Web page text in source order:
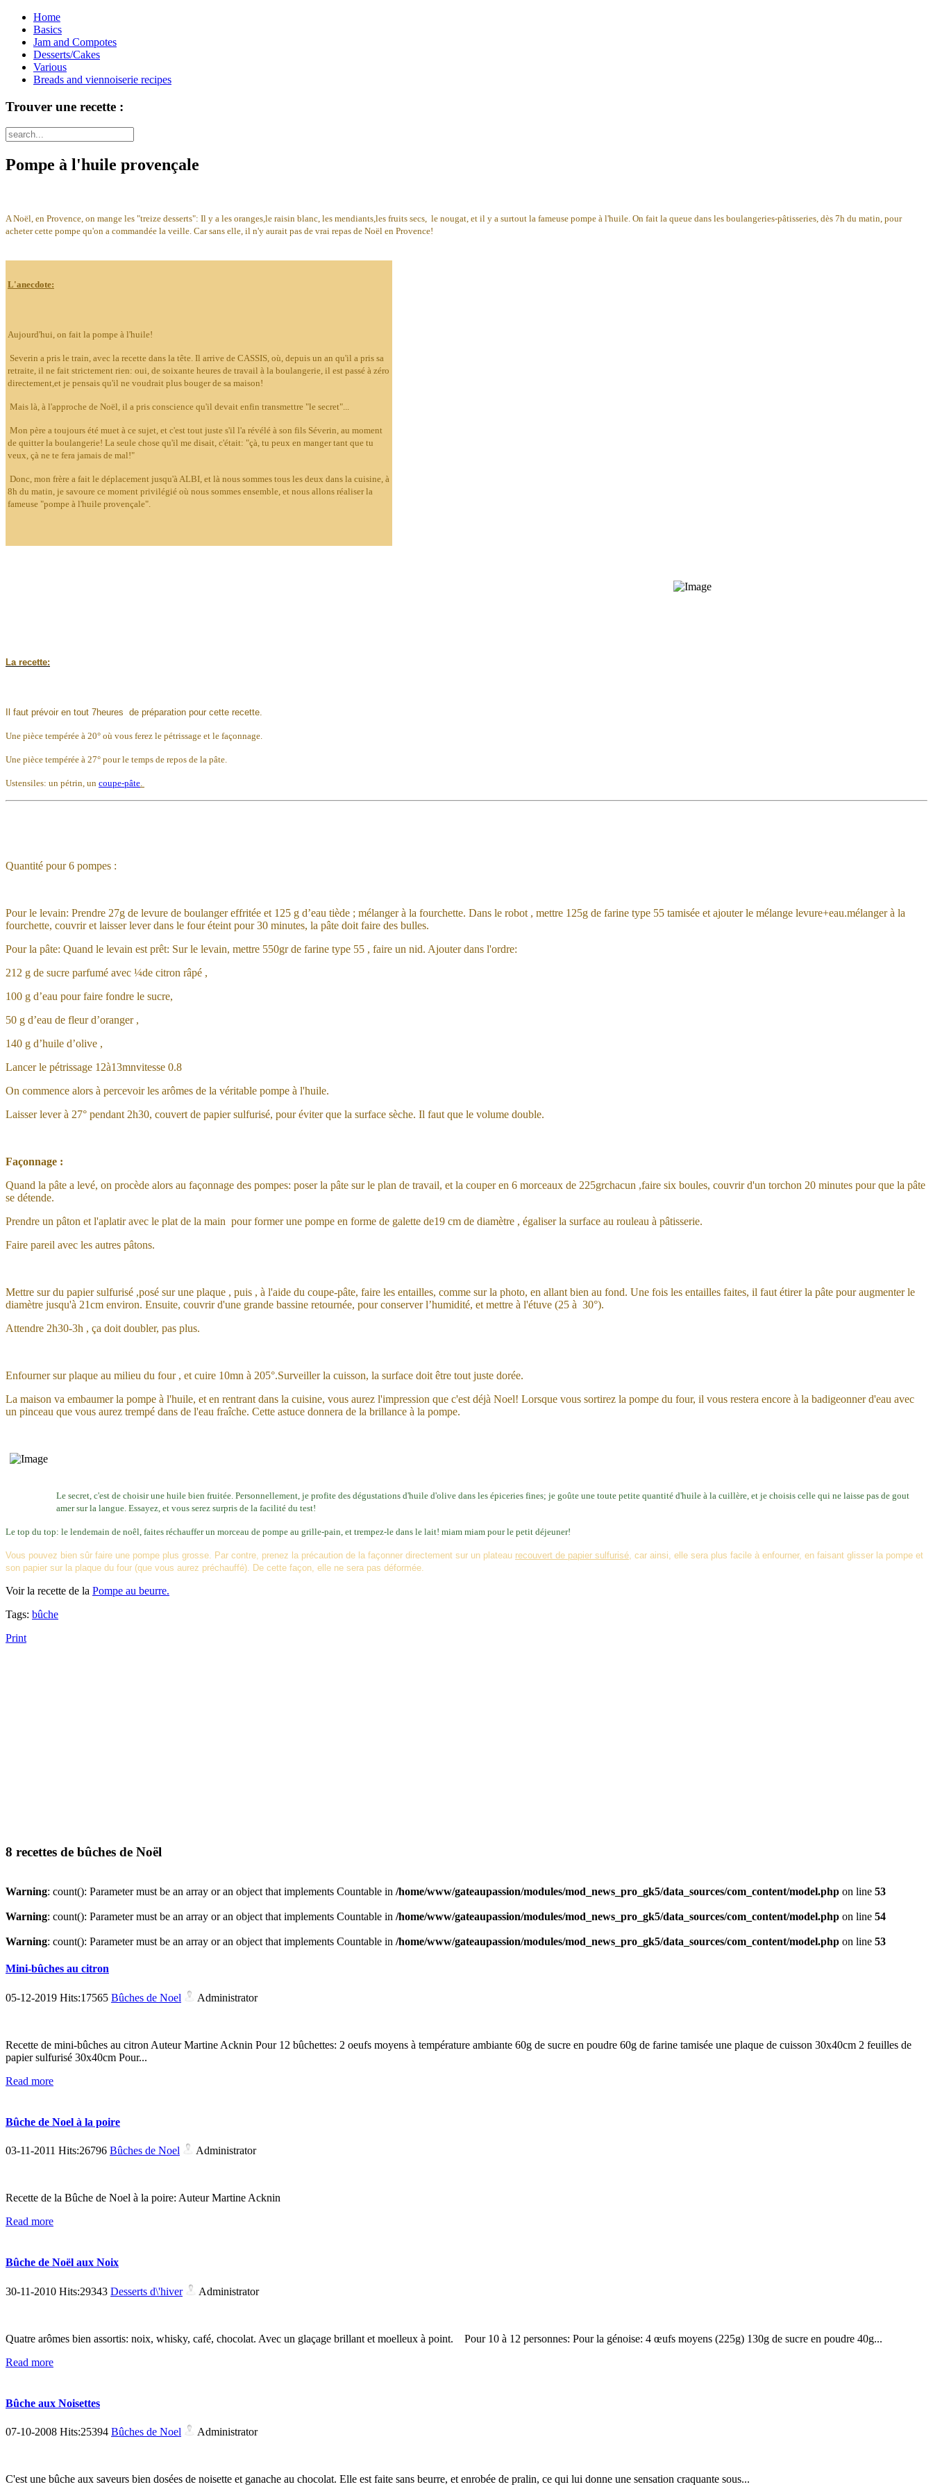
Home
Basics
Jam and Compotes
Desserts/Cakes
Various
Breads and viennoiserie recipes
Trouver une recette :
Pompe à l'huile provençale
A Noël, en Provence, on mange les "treize desserts": Il y a les oranges,le raisin blanc, les mendiants,les fruits secs, le nougat, et il y a surtout la fameuse pompe à l'huile. On fait la queue dans les boulangeries-pâtisseries, dès 7h du matin, pour
acheter cette pompe qu'on a commandée la veille. Car sans elle, il n'y aurait pas de vrai repas de Noël en Provence!
L'anecdote:
Aujourd'hui, on fait la pompe à l'huile!
Severin a pris le train, avec la recette dans la tête. Il arrive de CASSIS, où, depuis un an qu'il a pris sa
retraite, il ne fait strictement rien: oui, de soixante heures de travail à la boulangerie, il est passé à zéro
directement,et je pensais qu'il ne voudrait plus bouger de sa maison!
Mais là, à l'approche de Noël, il a pris conscience qu'il devait enfin transmettre "le secret"...
Mon père a toujours été muet à ce sujet, et c'est tout juste s'il l'a révélé à son fils Séverin, au moment
de quitter la boulangerie! La seule chose qu'il me disait, c'était: "çà, tu peux en manger tant que tu
veux, çà ne te fera jamais de mal!"
Donc, mon frère a fait le déplacement jusqu'à ALBI, et là nous sommes tous les deux dans la cuisine, à
8h du matin, je savoure ce moment privilégié où nous sommes ensemble, et nous allons réaliser la
fameuse "pompe à l'huile provençale".
La recette:
Il faut prévoir en tout 7heures de préparation pour cette recette.
Une pièce tempérée à 20° où vous ferez le pétrissage et le façonnage.
Une pièce tempérée à 27° pour le temps de repos de la pâte.
Ustensiles: un pétrin, un coupe-pâte
Quantité pour 6 pompes :
Pour le levain: Prendre 27g de levure de boulanger effritée et 125 g d’eau tiède ; mélanger à la fourchette. Dans le robot , mettre 125g de farine type 55 tamisée et ajouter le mélange levure+eau.mélanger à la
fourchette, couvrir et laisser lever dans le four éteint pour 30 minutes, la pâte doit faire des bulles.
Pour la pâte: Quand le levain est prêt: Sur le levain, mettre 550gr de farine type 55 , faire un nid. Ajouter dans l'ordre:
212 g de sucre parfumé avec ¼de citron râpé ,
100 g d’eau pour faire fondre le sucre,
50 g d’eau de fleur d’oranger ,
140 g d’huile d’olive ,
Lancer le pétrissage 12à13mnvitesse 0.8
On commence alors à percevoir les arômes de la véritable pompe à l'huile.
Laisser lever à 27° pendant 2h30, couvert de papier sulfurisé, pour éviter que la surface sèche. Il faut que le volume double.
Façonnage :
Quand la pâte a levé, on procède alors au façonnage des pompes: poser la pâte sur le plan de travail, et la couper en 6 morceaux de 225grchacun ,faire six boules, couvrir d'un torchon 20 minutes pour que la pâte
se détende.
Prendre un pâton et l'aplatir avec le plat de la main pour former une pompe en forme de galette de19 cm de diamètre , égaliser la surface au rouleau à pâtisserie.
Faire pareil avec les autres pâtons.
Mettre sur du papier sulfurisé ,posé sur une plaque , puis , à l'aide du coupe-pâte, faire les entailles, comme sur la photo, en allant bien au fond. Une fois les entailles faites, il faut étirer la pâte pour augmenter le
diamètre jusqu'à 21cm environ. Ensuite, couvrir d'une grande bassine retournée, pour conserver l’humidité, et mettre à l'étuve (25 à 30°).
Attendre 2h30-3h , ça doit doubler, pas plus.
Enfourner sur plaque au milieu du four , et cuire 10mn à 205°.Surveiller la cuisson, la surface doit être tout juste dorée.
La maison va embaumer la pompe à l'huile, et en rentrant dans la cuisine, vous aurez l'impression que c'est déjà Noel! Lorsque vous sortirez la pompe du four, il vous restera encore à la badigeonner d'eau avec
un pinceau que vous aurez trempé dans de l'eau fraîche. Cette astuce donnera de la brillance à la pompe.
Le secret, c'est de choisir une huile bien fruitée. Personnellement, je profite des dégustations d'huile d'olive dans les épiceries fines; je goûte une toute petite quantité d'huile à la cuillère, et je choisis celle qui ne laisse pas de gout
amer sur la langue. Essayez, et vous serez surpris de la facilité du test!
Le top du top: le lendemain de noêl, faites réchauffer un morceau de pompe au grille-pain, et trempez-le dans le lait! miam miam pour le petit déjeuner!
Vous pouvez bien sûr faire une pompe plus grosse. Par contre, prenez la précaution de la façonner directement sur un plateau recouvert de papier sulfurisé , car ainsi, elle sera plus facile à enfourner, en faisant glisser la pompe et
son papier sur la plaque du four (que vous aurez préchauffé). De cette façon, elle ne sera pas déformée.
Voir la recette de la Pompe au beurre.
Tags: bûche
Print
8 recettes de bûches de Noël
Warning: count(): Parameter must be an array or an object that implements Countable in /home/www/gateaupassion/modules/mod_news_pro_gk5/data_sources/com_content/model.php on line 53
Warning: count(): Parameter must be an array or an object that implements Countable in /home/www/gateaupassion/modules/mod_news_pro_gk5/data_sources/com_content/model.php on line 54
Warning: count(): Parameter must be an array or an object that implements Countable in /home/www/gateaupassion/modules/mod_news_pro_gk5/data_sources/com_content/model.php on line 53
Mini-bûches au citron
05-12-2019 Hits:17565 Bûches de Noel Administrator
Recette de mini-bûches au citron Auteur Martine Acknin Pour 12 bûchettes: 2 oeufs moyens à température ambiante 60g de sucre en poudre 60g de farine tamisée une plaque de cuisson 30x40cm 2 feuilles de
papier sulfurisé 30x40cm Pour...
Read more
Bûche de Noel à la poire
03-11-2011 Hits:26796 Bûches de Noel Administrator
Recette de la Bûche de Noel à la poire: Auteur Martine Acknin
Read more
Bûche de Noël aux Noix
30-11-2010 Hits:29343 Desserts d\'hiver Administrator
Quatre arômes bien assortis: noix, whisky, café, chocolat. Avec un glaçage brillant et moelleux à point. Pour 10 à 12 personnes: Pour la génoise: 4 œufs moyens (225g) 130g de sucre en poudre 40g...
Read more
Bûche aux Noisettes
07-10-2008 Hits:25394 Bûches de Noel Administrator
C'est une bûche aux saveurs bien dosées de noisette et ganache au chocolat. Elle est faite sans beurre, et enrobée de pralin, ce qui lui donne une sensation craquante sous...